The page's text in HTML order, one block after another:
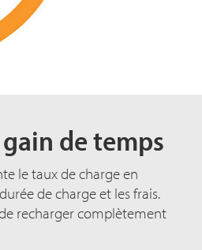
de temps
le taux de charge en
de charge et les frais.
recharger complètement